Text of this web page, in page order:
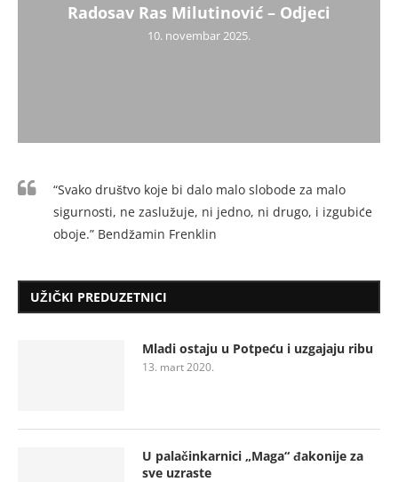
Radosav Ras Milutinović – Odjeci
10. novembar 2025.
“Svako društvo koje bi dalo malo slobode za malo
sigurnosti, ne zaslužuje, ni jedno, ni drugo, i izgubiće
oboje.” Bendžamin Frenklin
UŽIČKI PREDUZETNICI
Mladi ostaju u Potpeću i uzgajaju ribu
13. mart 2020.
U palačinkarnici „Maga“ đakonije za
sve uzraste